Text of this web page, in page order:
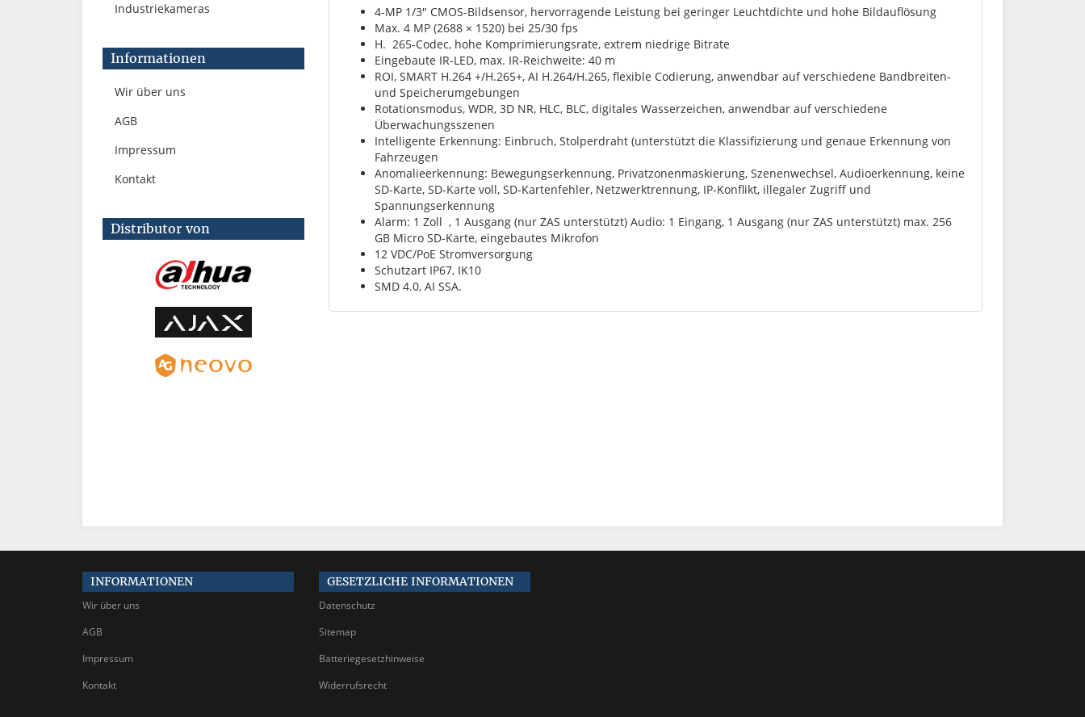
4-MP 1/3" CMOS-Bildsensor, hervorragende Leistung bei geringer Leuchtdichte und hohe Bildauflösung
Max. 4 MP (2688 × 1520) bei 25/30 fps
H. 265-Codec, hohe Komprimierungsrate, extrem niedrige Bitrate
Eingebaute IR-LED, max. IR-Reichweite: 40 m
ROI, SMART H.264 +/H.265+, AI H.264/H.265, flexible Codierung, anwendbar auf verschiedene Bandbreiten-
und Speicherumgebungen
Rotationsmodus, WDR, 3D NR, HLC, BLC, digitales Wasserzeichen, anwendbar auf verschiedene
Überwachungsszenen
Intelligente Erkennung: Einbruch, Stolperdraht (unterstützt die Klassifizierung und genaue Erkennung von
Fahrzeugen
Anomalieerkennung: Bewegungserkennung, Privatzonenmaskierung, Szenenwechsel, Audioerkennung, keine
SD-Karte, SD-Karte voll, SD-Kartenfehler, Netzwerktrennung, IP-Konflikt, illegaler Zugriff und
Spannungserkennung
Alarm: 1 Zoll , 1 Ausgang (nur ZAS unterstützt) Audio: 1 Eingang, 1 Ausgang (nur ZAS unterstützt) max. 256
GB Micro SD-Karte, eingebautes Mikrofon
12 VDC/PoE Stromversorgung
Schutzart IP67, IK10
SMD 4.0, AI SSA.
Industriekameras
Informationen
Wir über uns
AGB
Impressum
Kontakt
Distributor von
INFORMATIONEN
Wir über uns
AGB
Impressum
Kontakt
GESETZLICHE INFORMATIONEN
Datenschutz
Sitemap
Batteriegesetzhinweise
Widerrufsrecht